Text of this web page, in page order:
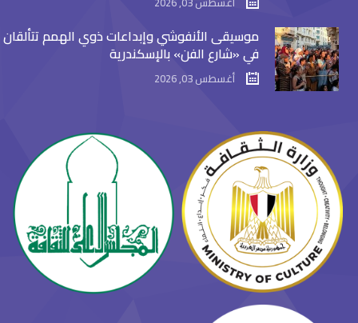
موسيقى الأنفوشي وإبداعات ذوي الهمم تتألقان
في «شارع الفن» بالإسكندرية
أغسطس 03, 2026